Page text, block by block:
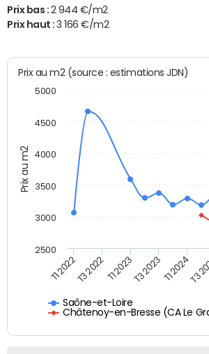
Prix bas : 2 944 €/m2
Prix haut :3 166 €/m2
Prix au m2
Prix au m2 (source : estimations JDN)
Saône-et-Loire
Châtenoy-en-Bresse (CA Le
T1 2022T3 2022T1 2023T3 2023T1 2024T3
2500
3000
3500
4000
4500
5000